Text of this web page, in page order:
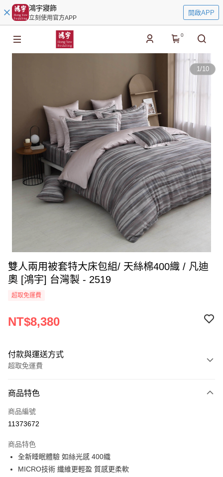
鴻宇寢飾
立刻使用官方APP
開啟APP
0
1/10
雙人兩用被套特大床包組/ 天絲棉400織 / 凡迪
奧 [鴻宇] 台灣製 - 2519
超取免運費
NT$8,380
付款與運送方式
超取免運費
信用卡一次付款
超商取貨付款
Apple Pay
悠遊付
商品特色
商品編號
11373672
商品特色
全新睡眠體驗 如絲光感 400織
MICRO技術 纖維更輕盈 質感更柔軟